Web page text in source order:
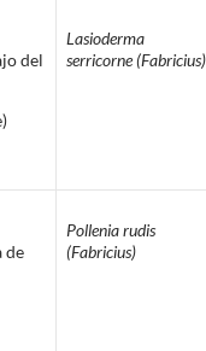
del
Lasioderma
serricorne (Fabricius)
de
Pollenia rudis
(Fabricius)